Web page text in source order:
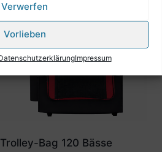
Verwerfen
Vorlieben
Impressum
Bag 120 Bässe